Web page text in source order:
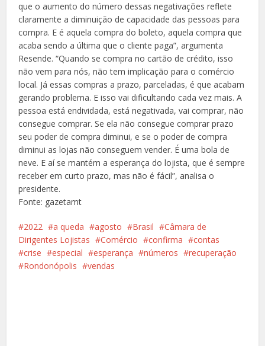
que o aumento do número dessas negativações reflete
claramente a diminuição de capacidade das pessoas para
compra. E é aquela compra do boleto, aquela compra que
acaba sendo a última que o cliente paga”, argumenta
Resende. “Quando se compra no cartão de crédito, isso
não vem para nós, não tem implicação para o comércio
local. Já essas compras a prazo, parceladas, é que acabam
gerando problema. E isso vai dificultando cada vez mais. A
pessoa está endividada, está negativada, vai comprar, não
consegue comprar. Se ela não consegue comprar prazo
seu poder de compra diminui, e se o poder de compra
diminui as lojas não conseguem vender. É uma bola de
neve. E aí se mantém a esperança do lojista, que é sempre
receber em curto prazo, mas não é fácil”, analisa o
presidente.
Fonte: gazetamt
2022 a queda agosto Brasil
Câmara de
Dirigentes Lojistas
Comércio confirma
contas
crise
especial esperança números
recuperação
Rondonópolis
vendas